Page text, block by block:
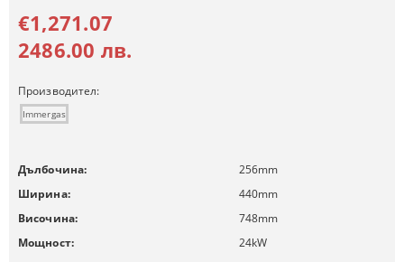
€1,271.07
2486.00 лв.
Производител:
Immergas
Дълбочина: 256mm
Ширина:
440mm
Височина:
748mm
Мощност:
24kW